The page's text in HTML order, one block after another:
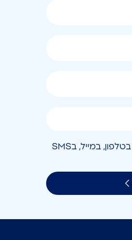
אני מאשר/ת קבלת חומר פרסומי בטלפון, במייל, בSMS